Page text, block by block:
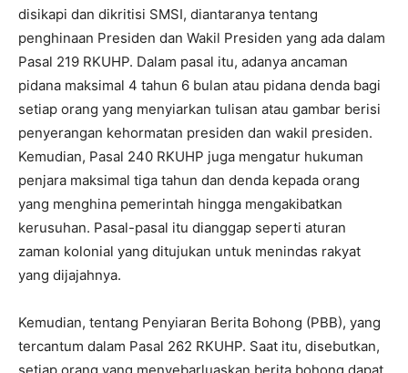
disikapi dan dikritisi SMSI, diantaranya tentang
penghinaan Presiden dan Wakil Presiden yang ada dalam
Pasal 219 RKUHP. Dalam pasal itu, adanya ancaman
pidana maksimal 4 tahun 6 bulan atau pidana denda bagi
setiap orang yang menyiarkan tulisan atau gambar berisi
penyerangan kehormatan presiden dan wakil presiden.
Kemudian, Pasal 240 RKUHP juga mengatur hukuman
penjara maksimal tiga tahun dan denda kepada orang
yang menghina pemerintah hingga mengakibatkan
kerusuhan. Pasal-pasal itu dianggap seperti aturan
zaman kolonial yang ditujukan untuk menindas rakyat
yang dijajahnya.
Kemudian, tentang Penyiaran Berita Bohong (PBB), yang
tercantum dalam Pasal 262 RKUHP. Saat itu, disebutkan,